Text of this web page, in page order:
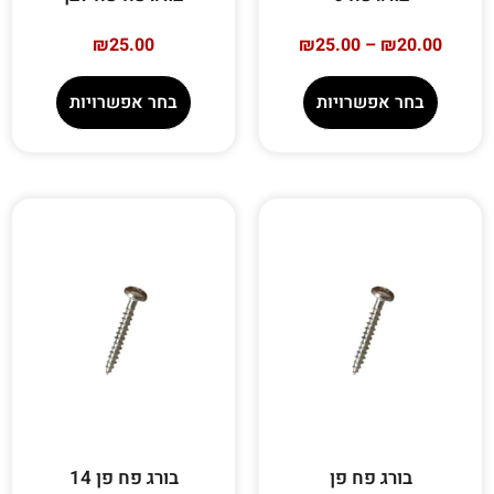
₪20.00
–
₪25.00
בחר אפשרויות
₪25.00
בחר אפשרויות
בורג פח פן בורג פח פן 14